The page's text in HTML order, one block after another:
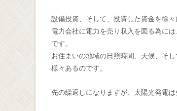
設備投資、そして、投資した資金を徐
電力会社に電力を売り収入を図る為に
です。
お住まいの地域の日照時間、天候、そ
様々あるのです。
先の繰返しになりますが、太陽光発電